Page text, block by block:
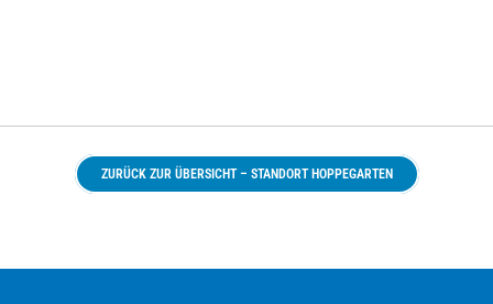
ZURÜCK ZUR ÜBERSICHT – STANDORT HOPPEGARTEN